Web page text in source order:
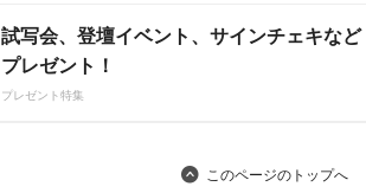
試写会、登壇イベント、サインチェキなど
プレゼント！
プレゼント特集
このページのトップへ